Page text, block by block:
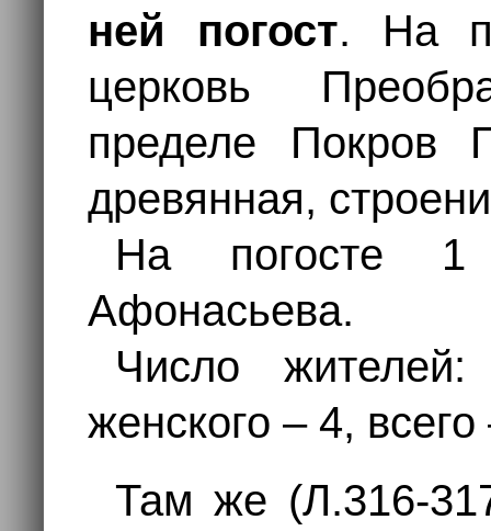
ней погост. На
церковь
пределе Покров
древянная,
На погосте
Афонасьева.
Число
женского – 4,
Там же (Л.316-